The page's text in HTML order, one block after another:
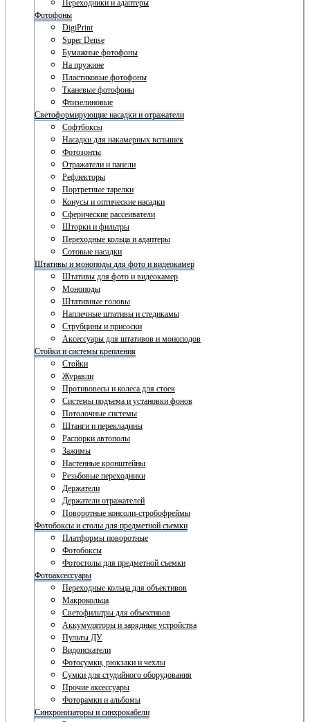
Переходники и адаптеры
Фотофоны
DigiPrint
Super Dense
Бумажные фотофоны
На пружине
Пластиковые фотофоны
Тканевые фотофоны
Флизелиновые
Светоформирующие насадки и отражатели
Софтбоксы
Насадки для накамерных вспышек
Фотозонты
Отражатели и панели
Рефлекторы
Портретные тарелки
Конусы и оптические насадки
Сферические рассеиватели
Шторки и фильтры
Переходные кольца и адаптеры
Сотовые насадки
Штативы и моноподы для фото и видеокамер
Штативы для фото и видеокамер
Моноподы
Штативные головы
Наплечные штативы и стедикамы
Струбцины и присоски
Аксессуары для штативов и моноподов
Стойки и системы крепления
Стойки
Журавли
Противовесы и колеса для стоек
Системы подъема и установки фонов
Потолочные системы
Штанги и перекладины
Распорки автополы
Зажимы
Настенные кронштейны
Резьбовые переходники
Держатели
Держатели отражателей
Поворотные консоли-стробофреймы
Фотобоксы и столы для предметной съемки
Платформы поворотные
Фотобоксы
Фотостолы для предметной съемки
Фотоаксессуары
Переходные кольца для объективов
Макрокольца
Светофильтры для объективов
Аккумуляторы и зарядные устройства
Пульты ДУ
Видоискатели
Фотосумки, рюкзаки и чехлы
Сумки для студийного оборудования
Прочие аксессуары
Фоторамки и альбомы
Синхронизаторы и синхрокабели